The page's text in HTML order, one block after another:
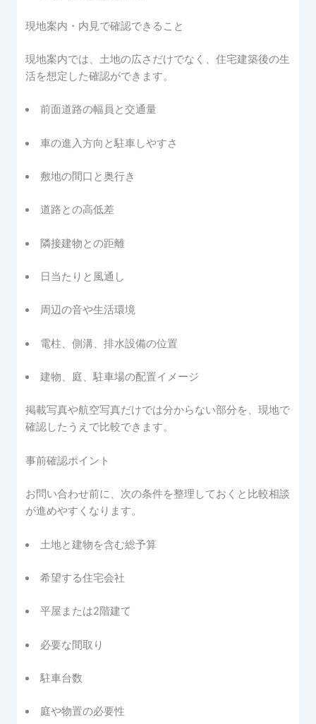
現地案内・内見で確認できること
現地案内では、土地の広さだけでなく、住宅建築後の生
活を想定した確認ができます。
前面道路の幅員と交通量
車の進入方向と駐車しやすさ
敷地の間口と奥行き
道路との高低差
隣接建物との距離
日当たりと風通し
周辺の音や生活環境
電柱、側溝、排水設備の位置
建物、庭、駐車場の配置イメージ
掲載写真や航空写真だけでは分からない部分を、現地で
確認したうえで比較できます。
事前確認ポイント
お問い合わせ前に、次の条件を整理しておくと比較相談
が進めやすくなります。
土地と建物を含む総予算
希望する住宅会社
平屋または2階建て
必要な間取り
駐車台数
庭や物置の必要性